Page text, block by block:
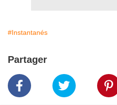
#Instantanés
Partager